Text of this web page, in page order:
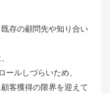
存の顧問先や知り合い
ールしづらいため、
客獲得の限界を迎えて